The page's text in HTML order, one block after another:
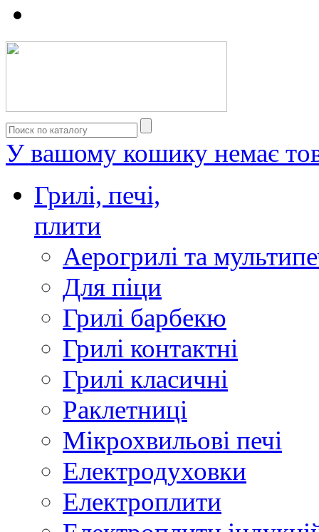
У вашому кошику немає
Грилі, печі,
плити
Аерогрилі та
Для піци
Грилі барбекю
Грилі контактні
Грилі класичні
Раклетниці
Мікрохвильові печі
Електродуховки
Електроплити